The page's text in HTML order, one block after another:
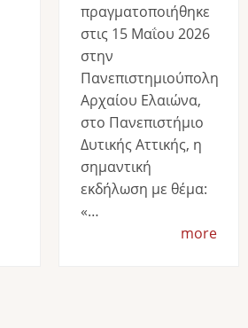
πραγματοποιήθηκε
στις 15 Μαΐου 2026
στην
Πανεπιστημιούπολη
Αρχαίου Ελαιώνα,
στο Πανεπιστήμιο
Δυτικής Αττικής, η
σημαντική
εκδήλωση με θέμα:
«…
more